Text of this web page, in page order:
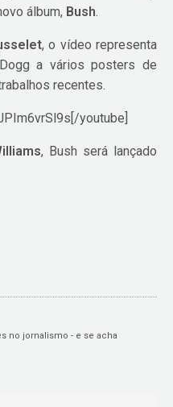
álbum, Bush.
, o vídeo representa
a vários posters de
recentes.
youtube]
, Bush será lançado
no jornalismo - e se acha